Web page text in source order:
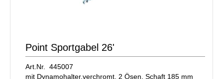
Point Sportgabel 26'
Art.Nr. 445007
mit Dynamohalter,verchromt, 2 Ösen, Schaft 185 mm